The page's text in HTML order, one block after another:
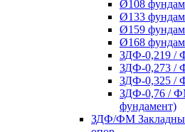
Ø108
Ø133
Ø159
Ø168
ЗДФ-0,219 /
ЗДФ-0,273 /
ЗДФ-0,325 /
ЗДФ-0,76 /
фундамент)
ЗДФ/ФМ